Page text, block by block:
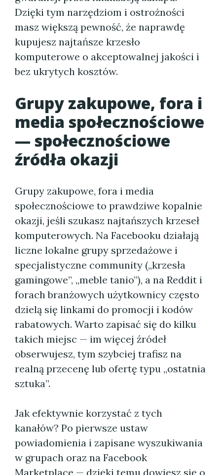
Dzięki tym narzędziom i ostrożności
masz większą pewność, że naprawdę
kupujesz najtańsze krzesło
komputerowe o akceptowalnej jakości i
bez ukrytych kosztów.
Grupy zakupowe, fora i
media społecznościowe
— społecznościowe
źródła okazji
Grupy zakupowe, fora i media
społecznościowe to prawdziwe kopalnie
okazji, jeśli szukasz najtańszych krzeseł
komputerowych. Na Facebooku działają
liczne lokalne grupy sprzedażowe i
specjalistyczne community („krzesła
gamingowe”, „meble tanio”), a na Reddit i
forach branżowych użytkownicy często
dzielą się linkami do promocji i kodów
rabatowych. Warto zapisać się do kilku
takich miejsc — im więcej źródeł
obserwujesz, tym szybciej trafisz na
realną przecenę lub ofertę typu „ostatnia
sztuka”.
Jak efektywnie korzystać z tych
kanałów? Po pierwsze ustaw
powiadomienia i zapisane wyszukiwania
w grupach oraz na Facebook
Marketplace — dzięki temu dowiesz się o